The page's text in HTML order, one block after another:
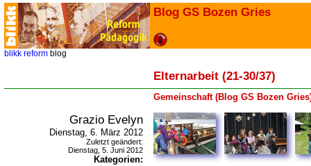
Blog GS Bozen Gries
blikk reform blog
Elternarbeit (21-30/37)
Gemeinschaft (Blog GS Bozen
Grazio Evelyn
Dienstag, 6. März 2012
Zuletzt geändert:
Dienstag, 5. Juni 2012
Kategorien: